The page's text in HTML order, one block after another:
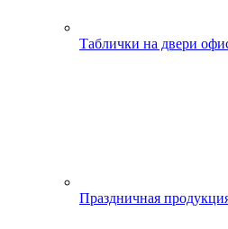
Таблички на двери
Праздничная